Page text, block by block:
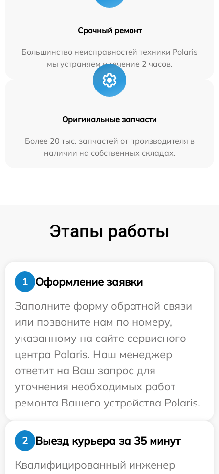
Срочный ремонт
Большинство неисправностей техники Polaris
мы устраняем в течение 2 часов.
Оригинальные запчасти
Более 20 тыс. запчастей от производителя в
наличии на собственных складах.
Этапы работы
1
Оформление заявки
Заполните форму обратной связи
или позвоните нам по номеру,
указанному на сайте сервисного
центра Polaris. Наш менеджер
ответит на Ваш запрос для
уточнения необходимых работ
ремонта Вашего устройства Polaris.
2
Выезд курьера за 35 минут
Квалифицированный инженер